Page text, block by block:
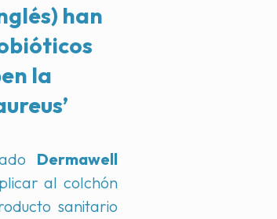
han
la
Dermawell
al colchón
sanitario